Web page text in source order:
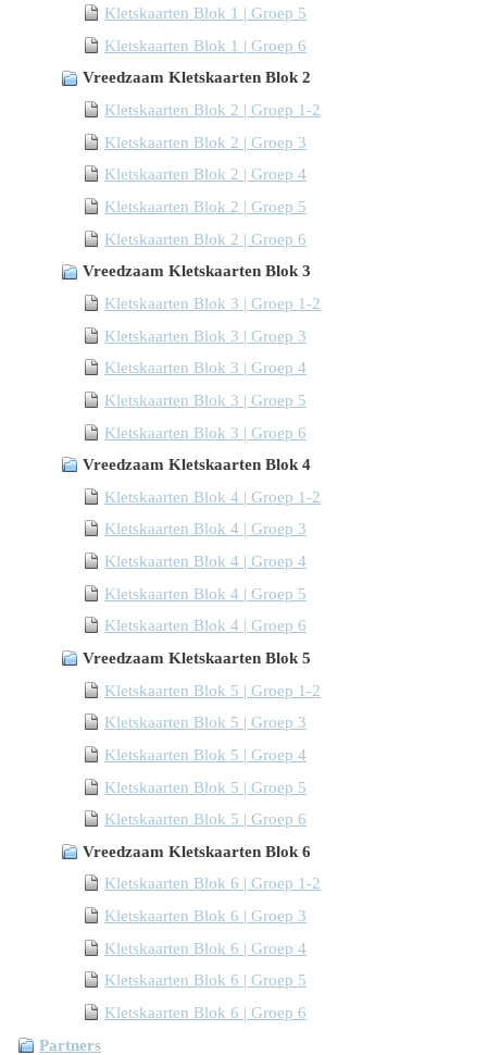
Kletskaarten Blok 1 | Groep 5
Kletskaarten Blok 1 | Groep 6
Vreedzaam Kletskaarten Blok 2
Kletskaarten Blok 2 | Groep 1-2
Kletskaarten Blok 2 | Groep 3
Kletskaarten Blok 2 | Groep 4
Kletskaarten Blok 2 | Groep 5
Kletskaarten Blok 2 | Groep 6
Vreedzaam Kletskaarten Blok 3
Kletskaarten Blok 3 | Groep 1-2
Kletskaarten Blok 3 | Groep 3
Kletskaarten Blok 3 | Groep 4
Kletskaarten Blok 3 | Groep 5
Kletskaarten Blok 3 | Groep 6
Vreedzaam Kletskaarten Blok 4
Kletskaarten Blok 4 | Groep 1-2
Kletskaarten Blok 4 | Groep 3
Kletskaarten Blok 4 | Groep 4
Kletskaarten Blok 4 | Groep 5
Kletskaarten Blok 4 | Groep 6
Vreedzaam Kletskaarten Blok 5
Kletskaarten Blok 5 | Groep 1-2
Kletskaarten Blok 5 | Groep 3
Kletskaarten Blok 5 | Groep 4
Kletskaarten Blok 5 | Groep 5
Kletskaarten Blok 5 | Groep 6
Vreedzaam Kletskaarten Blok 6
Kletskaarten Blok 6 | Groep 1-2
Kletskaarten Blok 6 | Groep 3
Kletskaarten Blok 6 | Groep 4
Kletskaarten Blok 6 | Groep 5
Kletskaarten Blok 6 | Groep 6
Partners